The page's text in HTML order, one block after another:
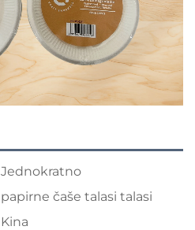
Jednokratno
papirne čaše talasi talasi
Kina